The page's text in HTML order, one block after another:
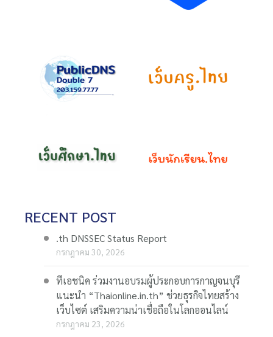
RECENT POST
.th DNSSEC Status Report
กรกฎาคม 30, 2026
ทีเอชนิค ร่วมงานอบรมผู้ประกอบการกาญจนบุรี
แนะนำ “Thaionline.in.th” ช่วยธุรกิจไทยสร้าง
เว็บไซต์ เสริมความน่าเชื่อถือในโลกออนไลน์
กรกฎาคม 23, 2026